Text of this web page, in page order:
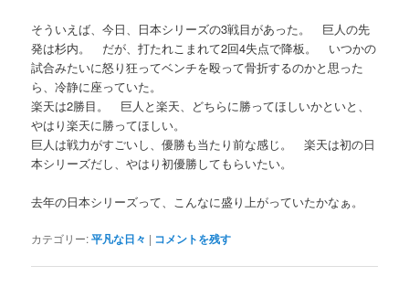
そういえば、今日、日本シリーズの3戦目があった。 巨人の先
発は杉内。 だが、打たれこまれて2回4失点で降板。 いつかの
試合みたいに怒り狂ってベンチを殴って骨折するのかと思った
ら、冷静に座っていた。
楽天は2勝目。 巨人と楽天、どちらに勝ってほしいかといと、
やはり楽天に勝ってほしい。
巨人は戦力がすごいし、優勝も当たり前な感じ。 楽天は初の日
本シリーズだし、やはり初優勝してもらいたい。
去年の日本シリーズって、こんなに盛り上がっていたかなぁ。
カテゴリー:平凡な日々 | コメントを残す